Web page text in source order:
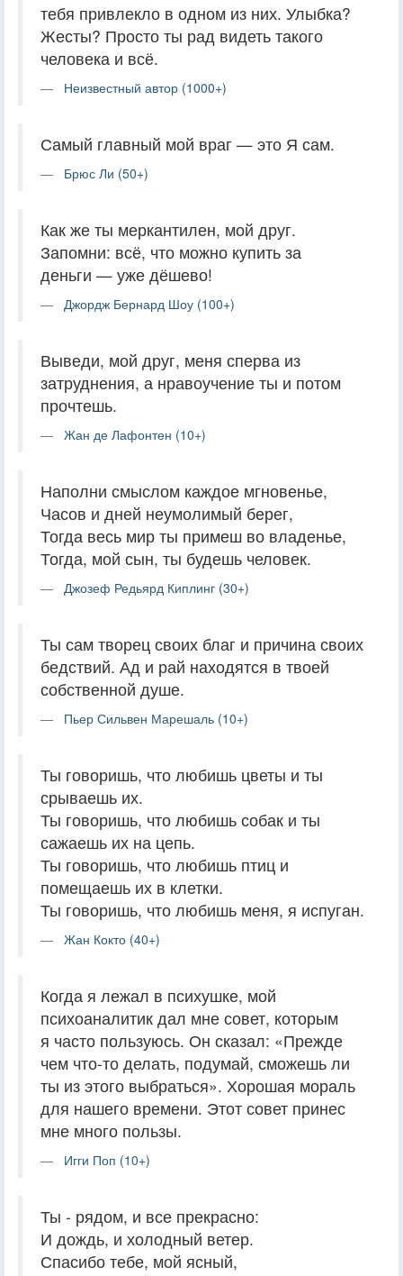
тебя привлекло в одном из них. Улыбка?
Жесты? Просто ты рад видеть такого
человека и всё.
Неизвестный автор (1000+)
Самый главный мой враг — это Я сам.
Брюс Ли (50+)
Как же ты меркантилен, мой друг.
Запомни: всё, что можно купить за
деньги — уже дёшево!
Джордж Бернард Шоу (100+)
Выведи, мой друг, меня сперва из
затруднения, а нравоучение ты и потом
прочтешь.
Жан де Лафонтен (10+)
Наполни смыслом каждое мгновенье,
Часов и дней неумолимый берег,
Тогда весь мир ты примеш во владенье,
Тогда, мой сын, ты будешь человек.
Джозеф Редьярд Киплинг (30+)
Ты сам творец своих благ и причина своих
бедствий. Ад и рай находятся в твоей
собственной душе.
Пьер Сильвен Марешаль (10+)
Ты говоришь, что любишь цветы и ты
срываешь их.
Ты говоришь, что любишь собак и ты
сажаешь их на цепь.
Ты говоришь, что любишь птиц и
помещаешь их в клетки.
Ты говоришь, что любишь меня, я испуган.
Жан Кокто (40+)
Когда я лежал в психушке, мой
психоаналитик дал мне совет, которым
я часто пользуюсь. Он сказал: «Прежде
чем что-то делать, подумай, сможешь ли
ты из этого выбраться». Хорошая мораль
для нашего времени. Этот совет принес
мне много пользы.
Игги Поп (10+)
Ты - рядом, и все прекрасно:
И дождь, и холодный ветер.
Спасибо тебе, мой ясный,